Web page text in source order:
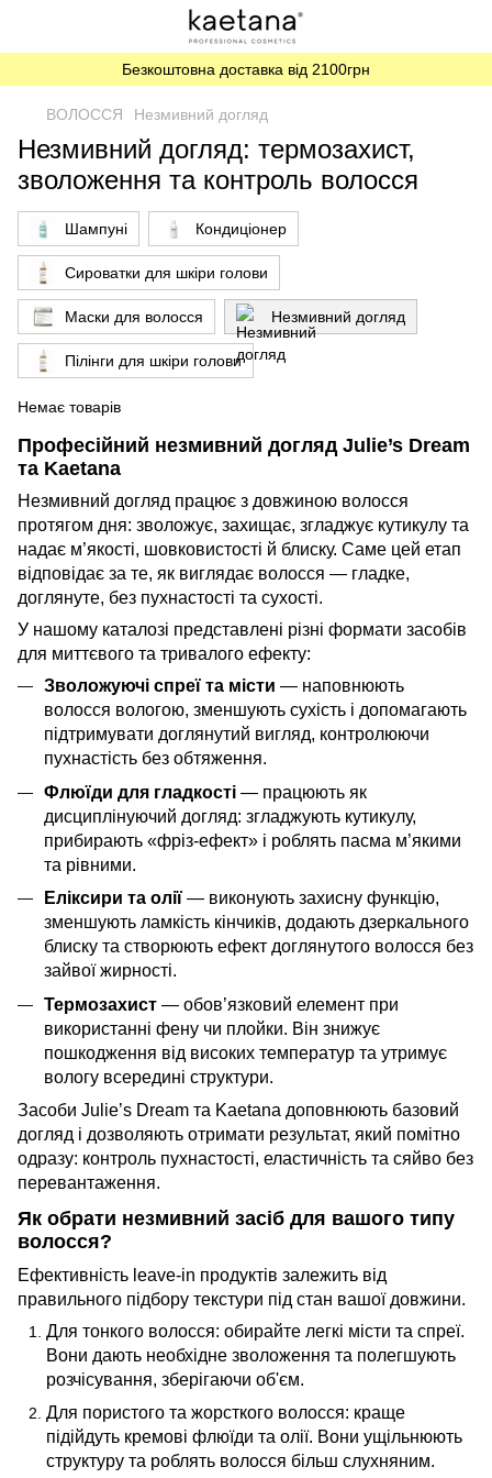
Безкоштовна доставка від 2100грн
ВОЛОССЯ Незмивний догляд
Незмивний догляд: термозахист,
зволоження та контроль волосся
Шампуні Кондиціонер
Сироватки для шкіри голови
Маски для волосся Незмивний догляд
Пілінги для шкіри голови
Немає товарів
Професійний незмивний догляд Julie’s Dream
та Kaetana
Незмивний догляд працює з довжиною волосся
протягом дня: зволожує, захищає, згладжує кутикулу та
надає м’якості, шовковистості й блиску. Саме цей етап
відповідає за те, як виглядає волосся — гладке,
доглянуте, без пухнастості та сухості.
У нашому каталозі представлені різні формати засобів
для миттєвого та тривалого ефекту:
Зволожуючі спреї та місти — наповнюють
волосся вологою, зменшують сухість і допомагають
підтримувати доглянутий вигляд, контролюючи
пухнастість без обтяження.
Флюїди для гладкості — працюють як
дисциплінуючий догляд: згладжують кутикулу,
прибирають «фріз-ефект» і роблять пасма м’якими
та рівними.
Еліксири та олії — виконують захисну функцію,
зменшують ламкість кінчиків, додають дзеркального
блиску та створюють ефект доглянутого волосся без
зайвої жирності.
Термозахист — обов’язковий елемент при
використанні фену чи плойки. Він знижує
пошкодження від високих температур та утримує
вологу всередині структури.
Засоби Julie’s Dream та Kaetana доповнюють базовий
догляд і дозволяють отримати результат, який помітно
одразу: контроль пухнастості, еластичність та сяйво без
перевантаження.
Як обрати незмивний засіб для вашого типу
волосся?
Ефективність leave-in продуктів залежить від
правильного підбору текстури під стан вашої довжини.
Для тонкого волосся: обирайте легкі місти та спреї.
Вони дають необхідне зволоження та полегшують
розчісування, зберігаючи об'єм.
Для пористого та жорсткого волосся: краще
підійдуть кремові флюїди та олії. Вони ущільнюють
структуру та роблять волосся більш слухняним.